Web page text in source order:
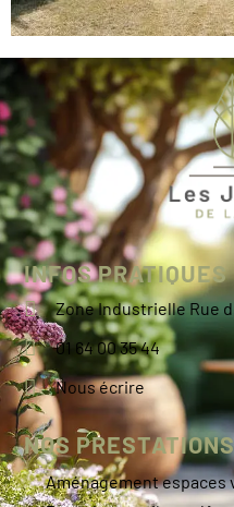
INFOS PRATIQUES
Zone Industrielle Rue
01 64 00 35 44
Nous écrire
NOS PRESTATIONS
Aménagement espaces